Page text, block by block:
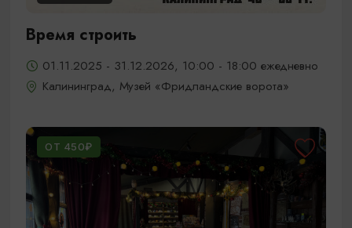
Время строить
01.11.2025 - 31.12.2026, 10:00 - 18:00 ежедневно
Калининград, Музей «Фридландские ворота»
ОТ 450₽